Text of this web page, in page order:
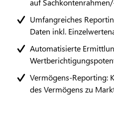
auf
Umfangreiches
Daten inkl.
Automatisierte
Vermögens-Reporting:
des Vermögens zu